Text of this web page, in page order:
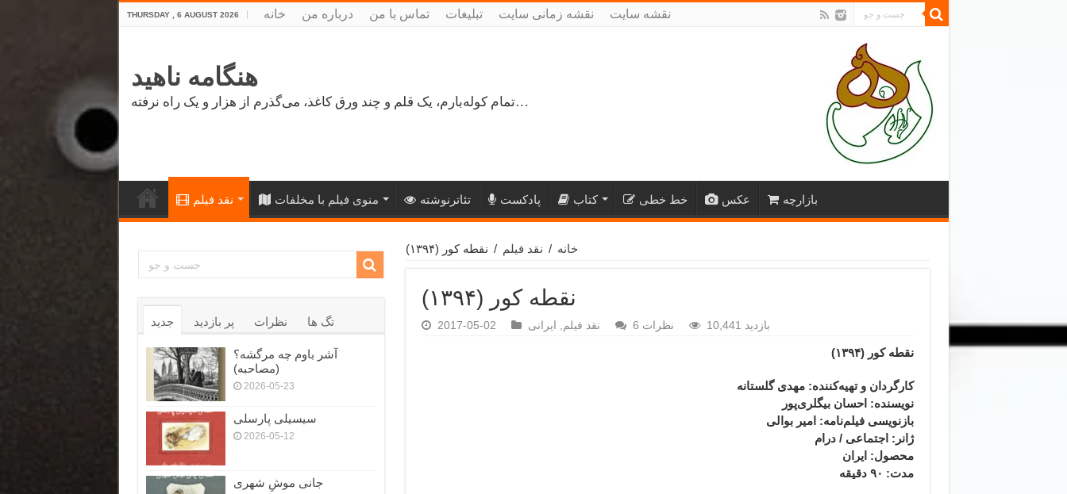
THURSDAY , 6 AUGUST 2026 خانه درباره من تماس با من تبلیغات نقشه زمانی سایت نقشه سایت
هنگامه ناهید
تمام کوله‌بارم، یک قلم و چند ورق کاغذ، می‌گذرم از هزار و یک راه نرفته…
نقد فیلم منوی فیلم با مخلفات تئاترنوشته پادکست کتاب خط خطی عکس بازارچه
خانه / نقد فیلم / نقطه کور (۱۳۹۴)
نقطه کور (۱۳۹۴)
2017-05-02 نقد فیلم ایرانی نظرات 6 10,441 بازدید
نقطه کور (۱۳۹۴)
کارگردان و تهیه‌کننده: مهدی گلستانه
نویسنده: احسان بیگلری‌پور
بازنویسی فیلم‌نامه: امیر بوالی
ژانر : اجتماعی / درام
محصول: ایران
مدت: ۹۰ دقیقه
جدید پر بازدید نظرات تگ ها
آشر باوم چه مرگشه؟
(مصاحبه)
2026-05-23
سیسیلی پارسلی
2026-05-12
جانی موشِ شهری